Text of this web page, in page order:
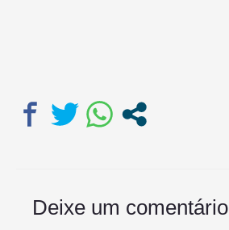
Deixe um comentário